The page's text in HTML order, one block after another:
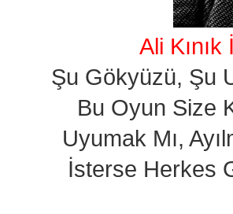
Ali
Şu Gökyüzü, Şu
Bu Oyun Size
Uyumak Mı,
İsterse Herkes